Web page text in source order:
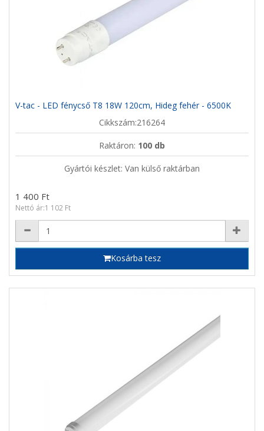
V-tac - LED fénycső T8 18W 120cm, Hideg fehér - 6500K
Cikkszám:216264
Raktáron: 100 db
Gyártói készlet: Van külső raktárban
1 400 Ft
Nettó ár:1 102 Ft
Kosárba tesz